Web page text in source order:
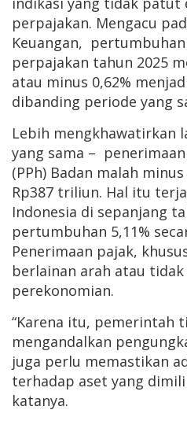
perpajakan. Mengacu
Keuangan,
perpajakan tahun 2025
atau minus 0,62%
dibanding periode yang
Lebih mengkhawatirkan
yang sama –
(PPh) Badan malah
Rp387 triliun. Hal itu
Indonesia di sepanjang
pertumbuhan 5,11%
Penerimaan pajak,
berlainan arah atau
perekonomian.
“Karena itu, pemerintah
mengandalkan
juga perlu memastikan
terhadap aset yang
katanya.